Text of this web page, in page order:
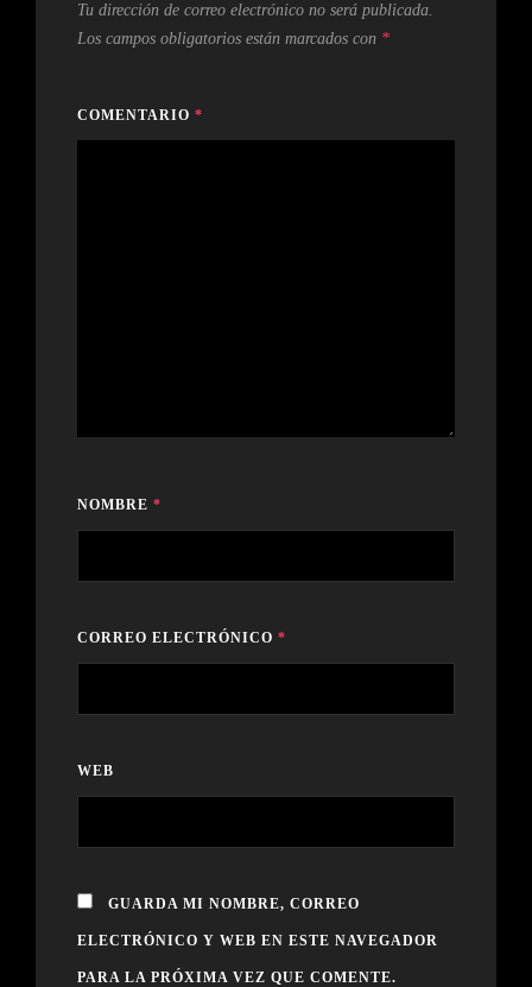
Tu dirección de correo electrónico no será publicada.
Los campos obligatorios están marcados con *
COMENTARIO *
NOMBRE *
CORREO ELECTRÓNICO *
WEB
GUARDA MI NOMBRE, CORREO
ELECTRÓNICO Y WEB EN ESTE NAVEGADOR
PARA LA PRÓXIMA VEZ QUE COMENTE.